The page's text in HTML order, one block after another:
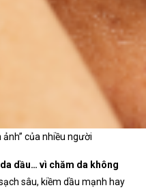
của nhiều người
dầu… vì chăm da không
sâu, kiềm dầu mạnh hay